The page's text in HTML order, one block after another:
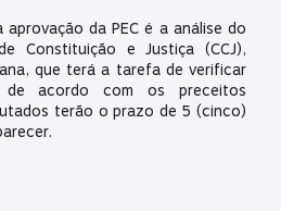
da PEC é a análise do
Constituição e Justiça (CCJ),
que terá a tarefa de verificar
acordo com os preceitos
terão o prazo de 5 (cinco)